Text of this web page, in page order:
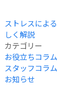
ストレスによ
しく解説
カテゴリー
お役立ちコラム
スタッフコラム
お知らせ